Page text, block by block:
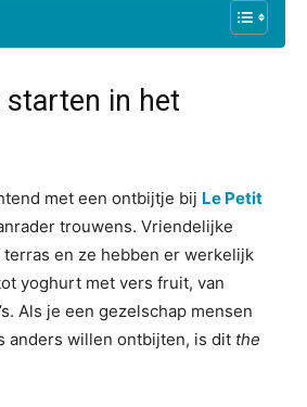
starten in het
met een ontbijtje bij Le Petit
trouwens. Vriendelijke
en ze hebben er werkelijk
yoghurt met vers fruit, van
Als je een gezelschap mensen
anders willen ontbijten, is dit the